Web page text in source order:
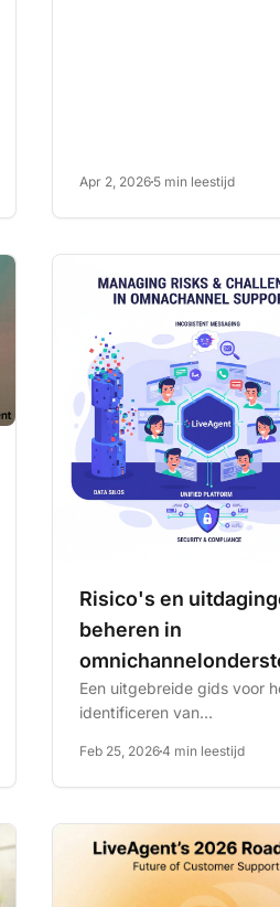
Apr 2, 2026 5 min leestijd
Risico's en
beheren in
Een uitgebreide gids voor
identificeren van
datasilo's en overbelasting
medewerkers,...
Feb 25, 20264 min leestijd